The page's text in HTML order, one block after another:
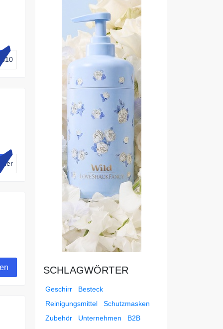
go10
cher
SCHLAGWÖRTER
Geschirr
Besteck
Reinigungsmittel
Schutzmasken
Zubehör
Unternehmen
B2B